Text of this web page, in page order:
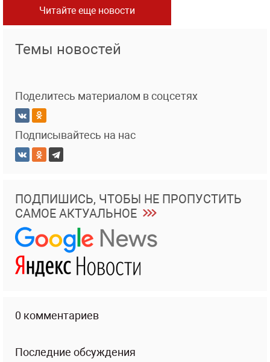
Читайте еще новости
Темы новостей
Поделитесь материалом в соцсетях
Подписывайтесь на нас
ПОДПИШИСЬ, ЧТОБЫ НЕ ПРОПУСТИТЬ
САМОЕ АКТУАЛЬНОЕ
0 комментариев
Последние обсуждения